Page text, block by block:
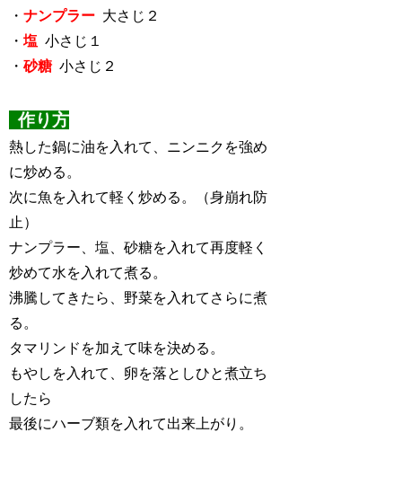
・ナンプラー 大さじ２
・塩 小さじ１
・砂糖 小さじ２
作り方
熱した鍋に油を入れて、ニンニクを強め
に炒める。
次に魚を入れて軽く炒める。（身崩れ防
止）
ナンプラー、塩、砂糖を入れて再度軽く
炒めて水を入れて煮る。
沸騰してきたら、野菜を入れてさらに煮
る。
タマリンドを加えて味を決める。
もやしを入れて、卵を落としひと煮立ち
したら
最後にハーブ類を入れて出来上がり。